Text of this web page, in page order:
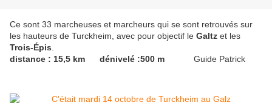
Ce sont 33 marcheuses et marcheurs qui se sont retrouvés sur
les hauteurs de Turckheim , avec pour objectif le Galtz et les
Trois-Épis
distance : 15,5 km dénivelé :500 m Guide Patrick